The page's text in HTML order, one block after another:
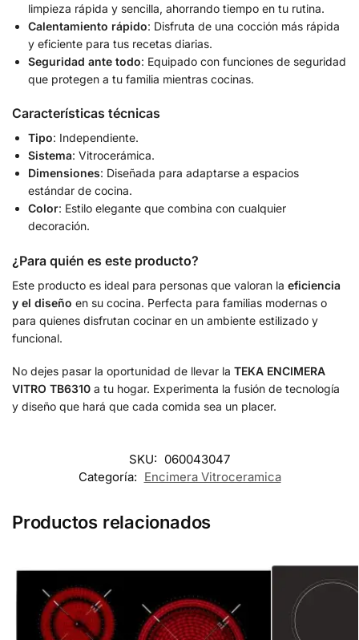
limpieza rápida y sencilla, ahorrando tiempo en tu rutina.
Calentamiento rápido: Disfruta de una cocción más rápida
y eficiente para tus recetas diarias.
Seguridad ante todo: Equipado con funciones de seguridad
que protegen a tu familia mientras cocinas.
Características técnicas
Tipo: Independiente.
Sistema: Vitrocerámica.
Dimensiones: Diseñada para adaptarse a espacios
estándar de cocina.
Color: Estilo elegante que combina con cualquier
decoración.
¿Para quién es este producto?
Este producto es ideal para personas que valoran la eficiencia
y el diseño en su cocina. Perfecta para familias modernas o
para quienes disfrutan cocinar en un ambiente estilizado y
funcional.
No dejes pasar la oportunidad de llevar la TEKA ENCIMERA
VITRO TB6310 a tu hogar. Experimenta la fusión de tecnología
y diseño que hará que cada comida sea un placer.
SKU: 060043047
Categoría: Encimera Vitroceramica
Productos relacionados